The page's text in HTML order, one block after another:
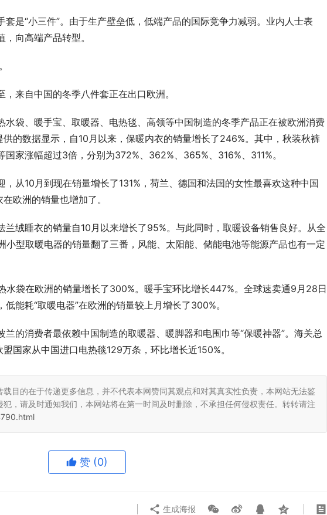
是“小三件”。由于生产壁垒低，低端产品的国际竞争力减弱。业内人士表
向高端产品转型。
来自中国的冬季八件套正在出口欧洲。
水袋、暖手宝、取暖器、电热毯、高领等中国制造的冬季产品正在被欧洲消费
供的数据显示，自10月以来，保暖内衣的销量增长了246%。其中，秋装秋裤
家涨幅超过3倍，分别为372%、362%、365%、316%、311%。
从10月到现在销量增长了131%，荷兰、德国和法国的女性最喜欢这种中国
欧洲的销量也增加了。
兰绒睡衣的销量自10月以来增长了95%。与此同时，取暖设备销售良好。从全
小型取暖电器的销量翻了三番，风能、太阳能、储能电池等能源产品也有一定
水袋在欧洲的销量增长了300%。暖手宝环比增长447%。全球速卖通9月28日
能耗“取暖电器”在欧洲的销量较上月增长了300%。
的消费者最依赖中国制造的取暖器、暖脚器和电围巾等“保暖神器”。海关总
国家从中国进口电热毯129万条，环比增长近150%。
目的在于传递更多信息，并不代表本网赞同其观点和对其真实性负责，本网站无法鉴
，请及时通知我们，本网站将在第一时间及时删除，不承担任何侵权责任。转转请注
赞 (0)
生成海报